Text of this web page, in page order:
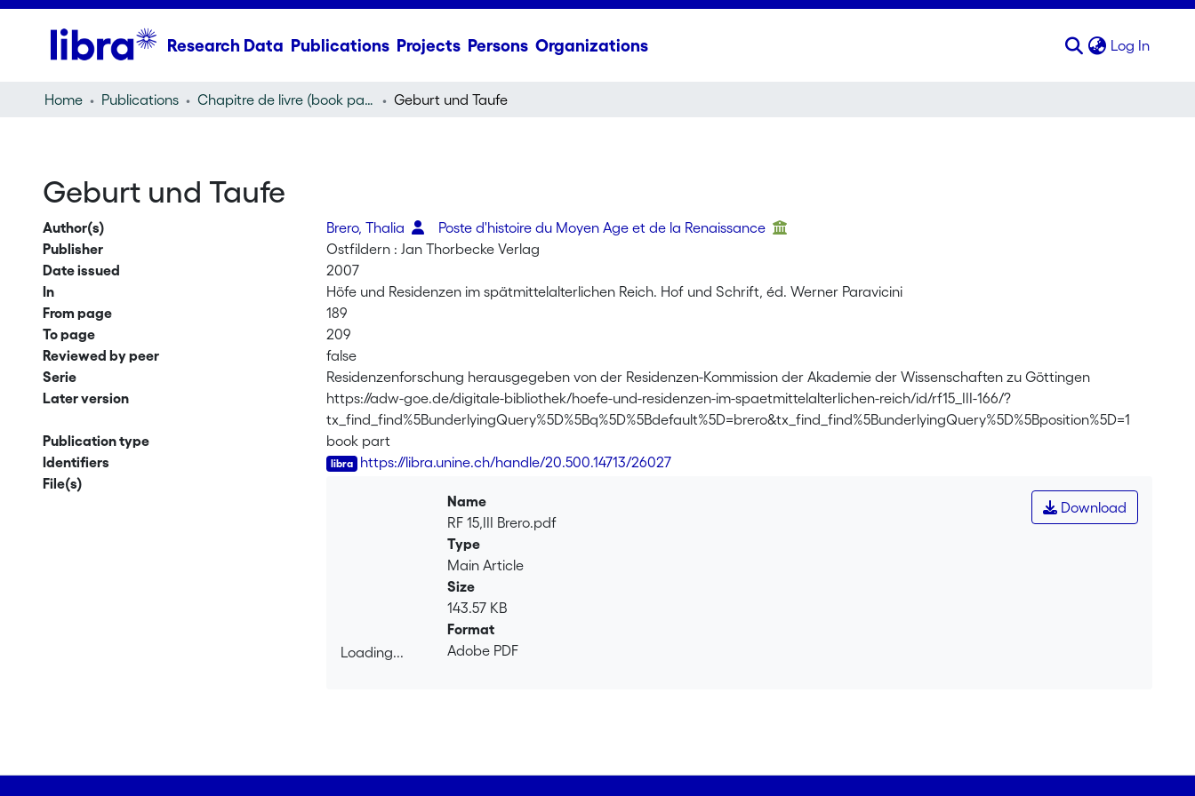
Research Data Publications Projects Persons Organizations Log In
Home Publications Chapitre de livre (book part) Geburt und Taufe
Geburt und Taufe
Author(s) Brero, Thalia
Poste d'histoire du Moyen Age et de la Renaissance
Publisher
Ostfildern : Jan Thorbecke Verlag
Date issued
2007
In
Höfe und Residenzen im spätmittelalterlichen Reich. Hof und Schrift, éd. Werner Paravicini
From page
189
To page
209
Reviewed by peer
false
Serie
Residenzenforschung herausgegeben von der Residenzen-Kommission der Akademie der Wissenschaften zu Göttingen
Later version
https://adw-goe.de/digitale-bibliothek/hoefe-und-residenzen-im-spaetmittelalterlichen-reich/id/rf15_III-166/?
tx_find_find%5BunderlyingQuery%5D%5Bq%5D%5Bdefault%5D=brero&tx_find_find%5BunderlyingQuery%5D%5Bposition%5D=1
Publication type
book part
Identifiers
https://libra.unine.ch/handle/20.500.14713/26027
File(s)
Loading...
Download
Name
RF 15,III Brero.pdf
Type
Main Article
Size
143.57 KB
Format
Adobe PDF